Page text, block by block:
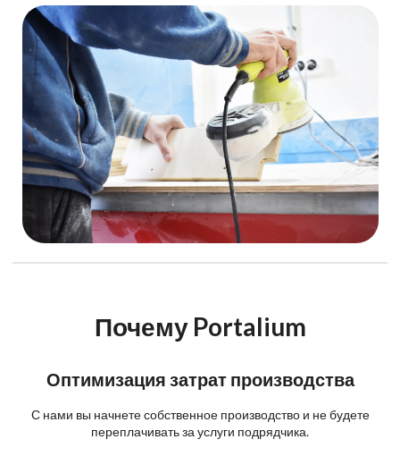
Почему Portalium
Оптимизация затрат производства
С нами вы начнете собственное производство и не будете
переплачивать за услуги подрядчика.